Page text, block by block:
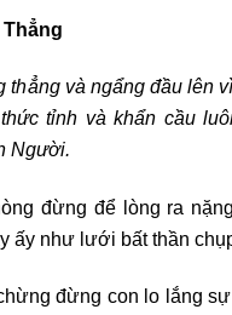
thẳng và ngẩng đầu lên
tỉnh và khẩn cầu
Người.
đừng để lòng ra
ấy như lưới bất thần
đừng con lo lắng